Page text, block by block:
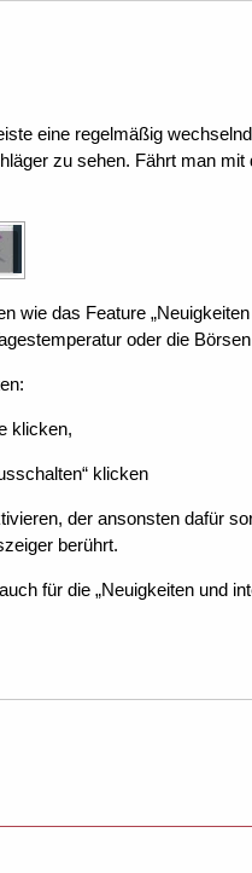
eine regelmäßig
zu sehen. Fährt man
wie das Feature
oder die
klicken,
klicken
der ansonsten dafür
berührt.
für die „Neuigkeiten und